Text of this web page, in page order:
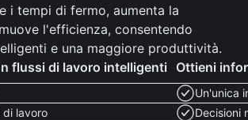
i tempi di fermo, aumenta la
l'efficienza, consentendo
e una maggiore produttività.
flussi di lavoro intelligenti
di lavoro
Ottieni
Un'unica
Decisioni